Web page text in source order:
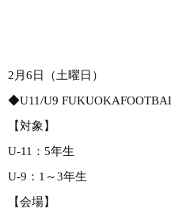
2月6日（土曜日）
◆U11/U9
【対象】
U-11：5年生
U-9：1～3年生
【会場】